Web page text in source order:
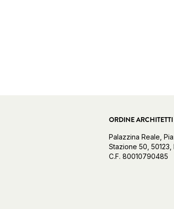
ORDINE
Palazzina Reale,
Stazione 50, 50123,
C.F. 80010790485